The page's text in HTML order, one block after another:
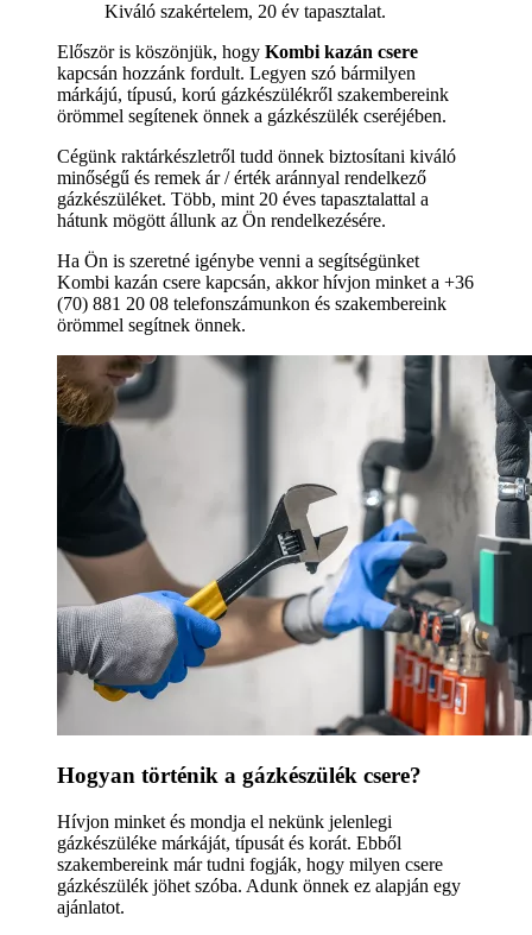
Kiváló szakértelem, 20 év tapasztalat.
Először is köszönjük, hogy Kombi kazán csere
kapcsán hozzánk fordult. Legyen szó bármilyen
márkájú, típusú, korú gázkészülékről szakembereink
örömmel segítenek önnek a gázkészülék cseréjében.
Cégünk raktárkészletről tudd önnek biztosítani kiváló
minőségű és remek ár / érték aránnyal rendelkező
gázkészüléket. Több, mint 20 éves tapasztalattal a
hátunk mögött állunk az Ön rendelkezésére.
Ha Ön is szeretné igénybe venni a segítségünket
Kombi kazán csere kapcsán, akkor hívjon minket a +36
(70) 881 20 08 telefonszámunkon és szakembereink
örömmel segítnek önnek.
Hogyan történik a gázkészülék csere?
Hívjon minket és mondja el nekünk jelenlegi
gázkészüléke márkáját, típusát és korát. Ebből
szakembereink már tudni fogják, hogy milyen csere
gázkészülék jöhet szóba. Adunk önnek ez alapján egy
ajánlatot.